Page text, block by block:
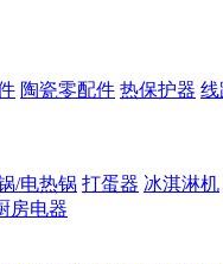
陶瓷零配件 热保护器 线
/电热锅 打蛋器 冰淇淋机
房电器